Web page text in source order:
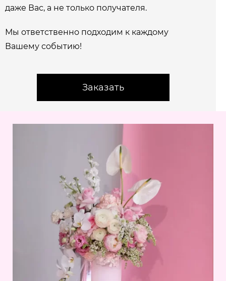
даже Вас, а не только получателя.
Мы ответственно подходим к каждому
Вашему событию!
Заказать